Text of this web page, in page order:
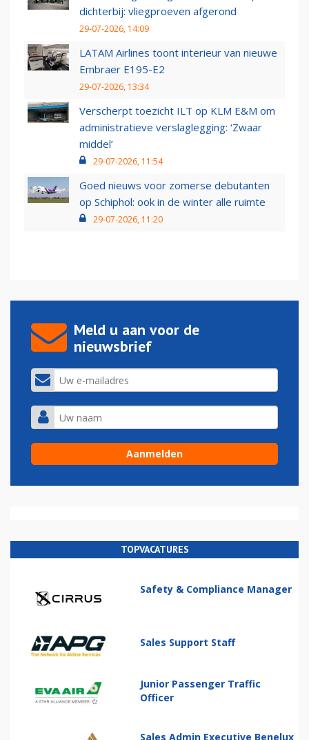
dichterbij: vliegproeven afgerond
29-07-2026, 14:09
LATAM Airlines toont interieur van nieuwe
Embraer E195-E2
29-07-2026, 13:34
Verscherpt toezicht ILT op KLM E&M om
administratieve verslaglegging: ‘Zwaar
middel’
29-07-2026, 11:54
Goed nieuws voor zomerse debutanten
op Schiphol: ook in de winter alle ruimte
29-07-2026, 11:20
Meld u aan voor de
nieuwsbrief
TOPVACATURES
Safety & Compliance Manager
Sales Support Staff
Junior Passenger Traffic
Officer
Sales Admin Executive Benelux